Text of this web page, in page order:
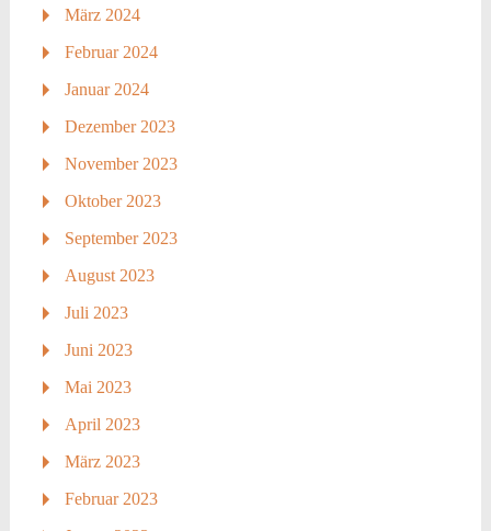
März 2024
Februar 2024
Januar 2024
Dezember 2023
November 2023
Oktober 2023
September 2023
August 2023
Juli 2023
Juni 2023
Mai 2023
April 2023
März 2023
Februar 2023